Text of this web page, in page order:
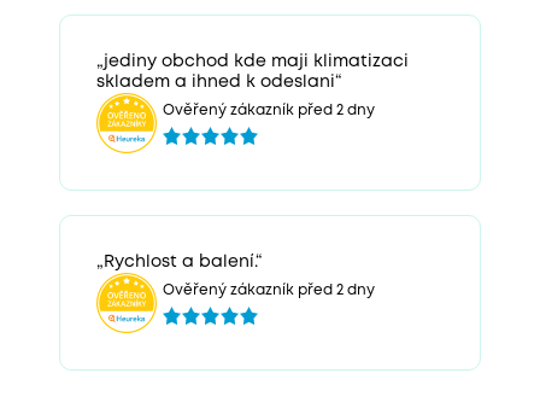
„jediny obchod kde maji klimatizaci
skladem a ihned k odeslani“
Ověřený zákazník před 2 dny
„Rychlost a balení.“
Ověřený zákazník před 2 dny